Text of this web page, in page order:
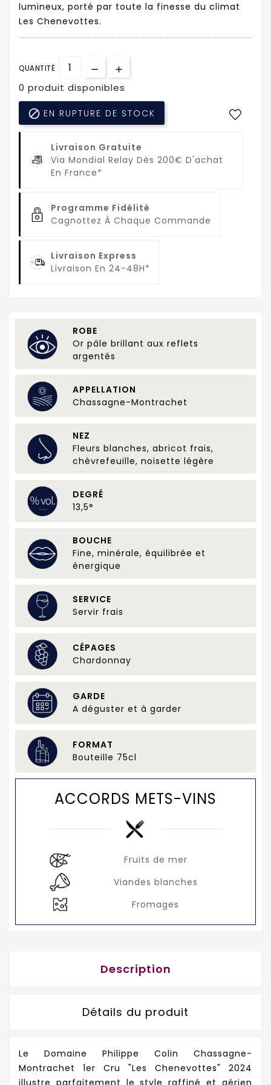
lumineux, porté par toute la finesse du climat
Les Chenevottes.
QUANTITÉ
0 produit disponibles
 EN RUPTURE DE STOCK
Livraison Gratuite
Via Mondial Relay Dès 200€ D'achat
En France*
Programme Fidélité
Cagnottez À Chaque Commande
Livraison Express
Livraison En 24-48H*
ROBE
Or pâle brillant aux reflets
argentés
APPELLATION
Chassagne-Montrachet
NEZ
Fleurs blanches, abricot frais,
chèvrefeuille, noisette légère
DEGRÉ
13,5°
BOUCHE
Fine, minérale, équilibrée et
énergique
SERVICE
Servir frais
CÉPAGES
Chardonnay
GARDE
A déguster et à garder
FORMAT
Bouteille 75cl
ACCORDS METS-VINS
Fruits de mer
Viandes blanches
Fromages
Description
Détails du produit
Le Domaine Philippe Colin Chassagne-
Montrachet 1er Cru "Les Chenevottes" 2024